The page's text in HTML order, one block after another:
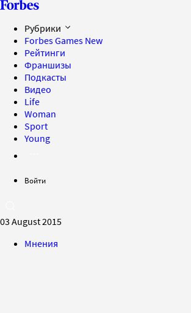
Рубрики
Forbes Games New
Рейтинги
Франшизы
Подкасты
Видео
Life
Woman
Sport
Young
Войти
03 August 2015
Мнения